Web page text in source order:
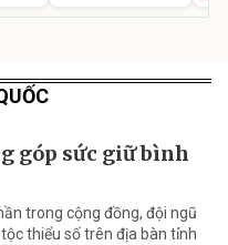
góp sức giữ bình
trong cộng đồng, đội ngũ
thiểu số trên địa bàn tỉnh